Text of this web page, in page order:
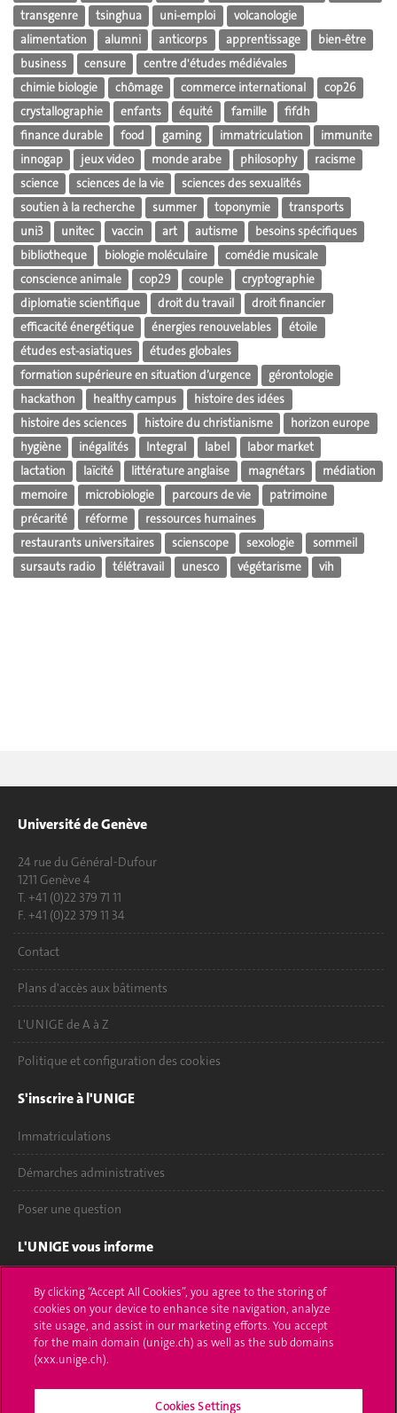
transgenre
tsinghua uni-emploi
volcanologie
alimentation
alumni anticorps apprentissage
bien-être
business
censure
centre d'études médiévales
chimie biologie
chômage commerce international
cop26
crystallographie
enfants équité famille
fifdh
finance durable
food gaming immatriculation
immunite
innogap
jeux video monde arabe philosophy
racisme
science
sciences de la vie
sciences des sexualités
soutien à la recherche
summer toponymie
transports
uni3
unitec vaccin art autisme
besoins spécifiques
bibliotheque
biologie moléculaire
comédie musicale
conscience animale
cop29 couple
cryptographie
diplomatie scientifique
droit du travail
droit financier
efficacité énergétique
énergies renouvelables
étoile
études est-asiatiques
études globales
formation supérieure en situation d’urgence
gérontologie
hackathon
healthy campus
histoire des idées
histoire des sciences
histoire du christianisme
horizon europe
hygiène
inégalités Integral label
labor market
lactation
laïcité littérature anglaise magnétars
médiation
memoire
microbiologie parcours de vie
patrimoine
précarité
réforme
ressources humaines
restaurants universitaires
scienscope sexologie
sommeil
sursauts radio
télétravail unesco végétarisme vih
Université de Genève
24 rue du Général-Dufour
1211 Genève 4
T. +41 (0)22 379 71 11
F. +41 (0)22 379 11 34
Contact
Plans d'accès aux bâtiments
L'UNIGE de A à Z
Politique et configuration des cookies
S'inscrire à l'UNIGE
Immatriculations
Démarches administratives
Poser une question
L'UNIGE vous informe
UNIGE Mobile
Médias
Offres d'emploi
Bibliothèque
By clicking “Accept All Cookies”, you agree to the storing of
cookies on your device to enhance site navigation, analyze
site usage, and assist in our marketing efforts. You accept
for the main domain (unige.ch) as well as the sub domains
(xxx.unige.ch).
Cookies Settings